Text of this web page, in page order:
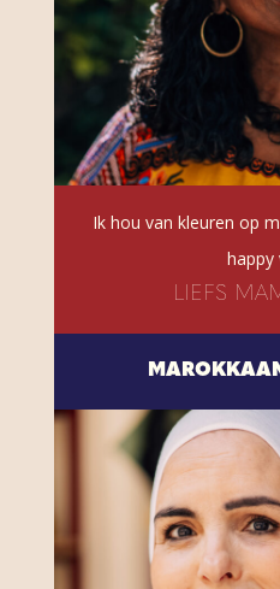
Ik hou van kleuren op
happy
LIEFS